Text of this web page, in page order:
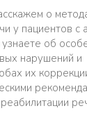
о
у пациентов с
об
нарушений и
их